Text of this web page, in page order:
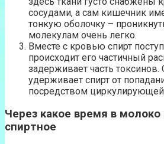
сосудами, а сам кишечник
тонкую оболочку –
молекулам очень легко.
Вместе с кровью спирт
происходит его частичный
задерживает часть токсинов.
удерживает спирт от
посредством
Через какое время в молоко
спиртное